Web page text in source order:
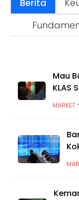
Berita
Mau
KLAS
MARKET